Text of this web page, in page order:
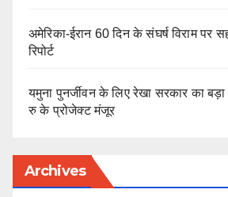
अमेरिका-ईरान 60 दिन के संघर्ष विराम पर
रिपोर्ट
यमुना पुनर्जीवन के लिए रेखा सरकार का
रु के प्रोजेक्ट मंजूर
Archives